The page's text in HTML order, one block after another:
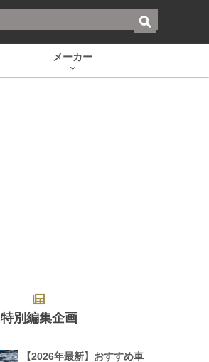
メーカー
特別編集企画
【2026年最新】おすすめ車